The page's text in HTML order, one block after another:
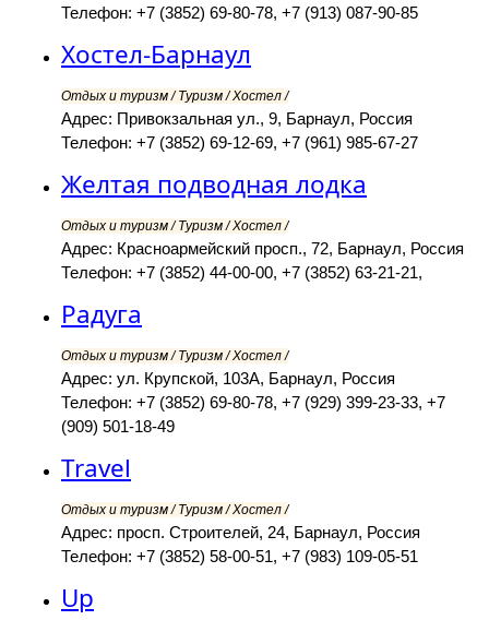
Телефон: +7 (3852) 69-80-78, +7 (913) 087-90-85
Хостел-Барнаул
Отдых и туризм / Туризм / Хостел /
Адрес: Привокзальная ул., 9, Барнаул, Россия
Телефон: +7 (3852) 69-12-69, +7 (961) 985-67-27
Желтая подводная лодка
Отдых и туризм / Туризм / Хостел /
Адрес: Красноармейский просп., 72, Барнаул, Россия
Телефон: +7 (3852) 44-00-00, +7 (3852) 63-21-21,
Радуга
Отдых и туризм / Туризм / Хостел /
Адрес: ул. Крупской, 103А, Барнаул, Россия
Телефон: +7 (3852) 69-80-78, +7 (929) 399-23-33, +7
(909) 501-18-49
Travel
Отдых и туризм / Туризм / Хостел /
Адрес: просп. Строителей, 24, Барнаул, Россия
Телефон: +7 (3852) 58-00-51, +7 (983) 109-05-51
Up